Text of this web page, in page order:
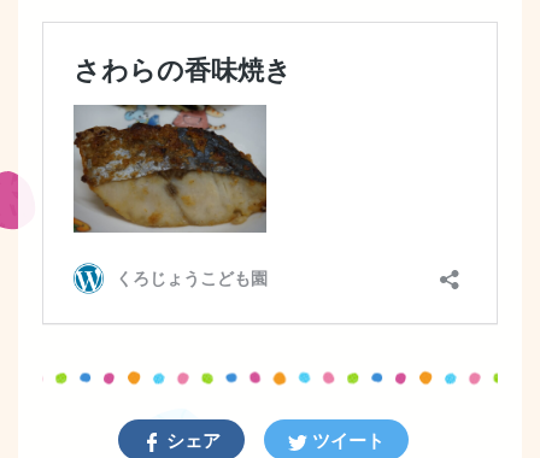
シェア ツイート